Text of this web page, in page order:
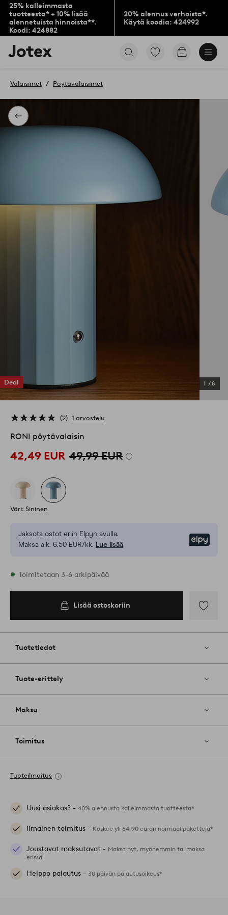
25% kalleimmasta
tuotteesta* + 10% lisää
alennetuista hinnoista**.
Koodi: 424882
20% alennus verhoista*.
Käytä koodia: 424992
Jotex-
logo
aloitussivulle
Siirry
Siirry
Takaisin
Valaisimet Pöytävalaisimet
Deal 1 /8
2 1 arvostelu
RONI pöytävalaisin
42,49 EUR 49,99 EUR
Väri: Sininen
Jaksota ostot eriin Elpyn avulla.
Maksa alk. 6,50 EUR/kk. Lue lisää
Varastossa
Toimitetaan 3-6 arkipäivää
Lisää ostoskoriin
Tuotetiedot
Tuote-erittely
Maksu
Toimitus
Tuoteilmoitus
Uusi asiakas? - 40% alennusta kalleimmasta tuotteesta*
Ilmainen toimitus - Koskee yli 64,90 euron normaalipaketteja*
Joustavat maksutavat - Maksa nyt, myöhemmin tai maksa
erissä
Helppo palautus - 30 päivän palautusoikeus*